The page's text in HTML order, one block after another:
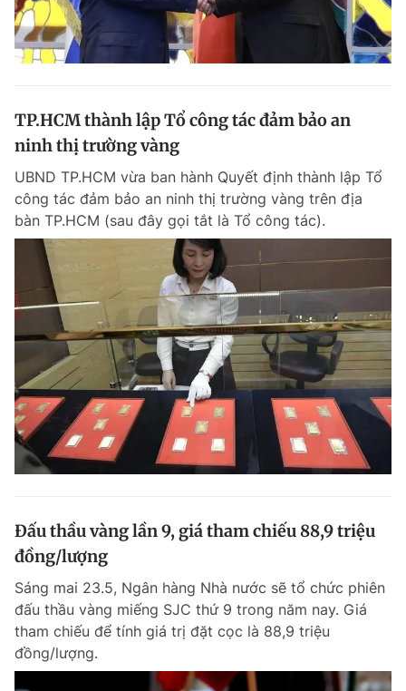
TP.HCM thành lập Tổ công tác đảm bảo an
ninh thị trường vàng
UBND TP.HCM vừa ban hành Quyết định thành lập Tổ
công tác đảm bảo an ninh thị trường vàng trên địa
bàn TP.HCM (sau đây gọi tắt là Tổ công tác).
Đấu thầu vàng lần 9, giá tham chiếu 88,9 triệu
đồng/lượng
Sáng mai 23.5, Ngân hàng Nhà nước sẽ tổ chức phiên
đấu thầu vàng miếng SJC thứ 9 trong năm nay. Giá
tham chiếu để tính giá trị đặt cọc là 88,9 triệu
đồng/lượng.